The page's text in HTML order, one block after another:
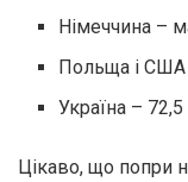
Німеччина –
Польща і США
Україна – 72,5
Цікаво, що попри